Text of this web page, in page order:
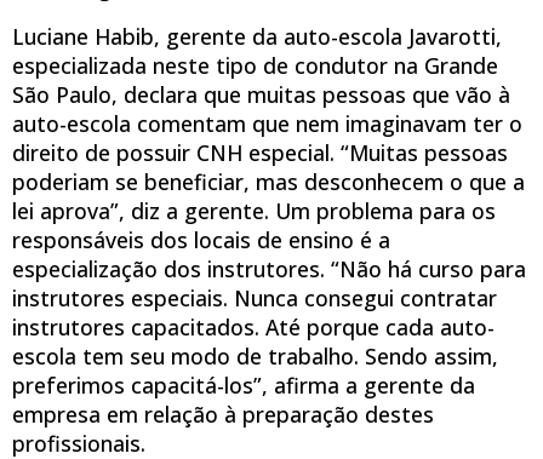
Luciane Habib, gerente da auto-escola Javarotti,
especializada neste tipo de condutor na Grande
São Paulo, declara que muitas pessoas que vão à
auto-escola comentam que nem imaginavam ter o
direito de possuir CNH especial. “Muitas pessoas
poderiam se beneficiar, mas desconhecem o que a
lei aprova”, diz a gerente. Um problema para os
responsáveis dos locais de ensino é a
especialização dos instrutores. “Não há curso para
instrutores especiais. Nunca consegui contratar
instrutores capacitados. Até porque cada auto-
escola tem seu modo de trabalho. Sendo assim,
preferimos capacitá-los”, afirma a gerente da
empresa em relação à preparação destes
profissionais.